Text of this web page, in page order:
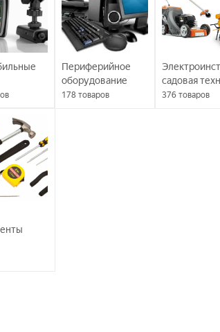
Периферийное
оборудование
178 товаров
садовая
376товаров